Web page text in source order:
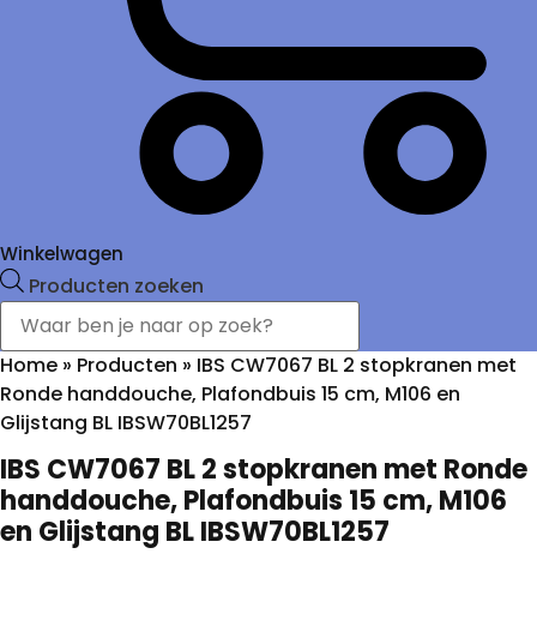
Winkelwagen
Producten zoeken
Home » Producten » IBS CW7067 BL 2 stopkranen met
Ronde handdouche, Plafondbuis 15 cm, M106 en
Glijstang BL IBSW70BL1257
IBS CW7067 BL 2 stopkranen met Ronde
handdouche, Plafondbuis 15 cm, M106
en Glijstang BL IBSW70BL1257